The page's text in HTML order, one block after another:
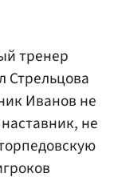
тренер
Стрельцова
Иванов не
не